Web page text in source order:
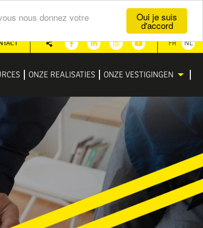
Oui je suis
d'accord
nous donnez votre
ONZE REALISATIES ONZE VESTIGINGEN
FacebookLinkedinInstagramYoutube
Share
FR NL